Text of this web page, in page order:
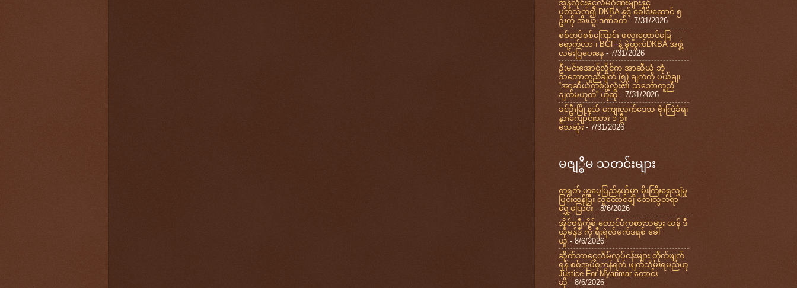
အွန်လိုင်းငွေလိမ်ဂိုဏ်းများနှင့်
ပတ်သက်၍ DKBA နှင့် ခေါင်းဆောင် ၅
ဦးကို အီးယူ ဒဏ်ခတ် - 7/31/2026
စစ်တပ်စစ်ကြောင်း ဖလူးတောင်ခြေ
ရောက်လာ ၊ BGF နဲ့ ခွဲထွက်DKBA အဖွဲ့
လမ်းပြပေးနေ - 7/31/2026
ဦးမင်းအောင်လှိုင်က အာဆီယံ ဘုံ
သဘောတူညီချက် (၅) ချက်ကို ပယ်ချ၊
“အာဆီယံတစ်ဖွဲ့လုံး၏ သဘောတူညီ
ချက်မဟုတ်” ဟုဆို - 7/31/2026
ခင်ဦးမြို့နယ် ကျေးလက်ဒေသ ဗုံးကြဲခံရ၊
နွားကျောင်းသား ၁ ဦး
သေဆုံး- 7/31/2026
မဇျ္စိမ သတင်းများ
တရုတ် ဟူပေ့ပြည်နယ်မှာ မိုးကြီးရေလျှံမှု
ပြင်းထန်ပြီး လူထောင်ချီ ဘေးလွတ်ရာ
ရွှေ့ပြောင်း - 8/6/2026
အိုင်ဗရီကို့စ် တောင်ပံကစားသမား ယန် ဒီ
ယိုမန်ဒီ ကို ရီးရဲလ်မက်ဒရစ် ခေါ်
ယူ - 8/6/2026
ဆိုက်ဘာငွေလိမ်လုပ်ငန်းများ တိုက်ဖျက်
ရန် စစ်အုပ်စုကွန်ရက် ဖျက်သိမ်းရမည်ဟု
Justice For Myanmar တောင်း
ဆို - 8/6/2026